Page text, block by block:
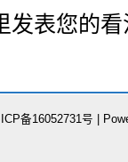
表您的
ICP备16052731号 |